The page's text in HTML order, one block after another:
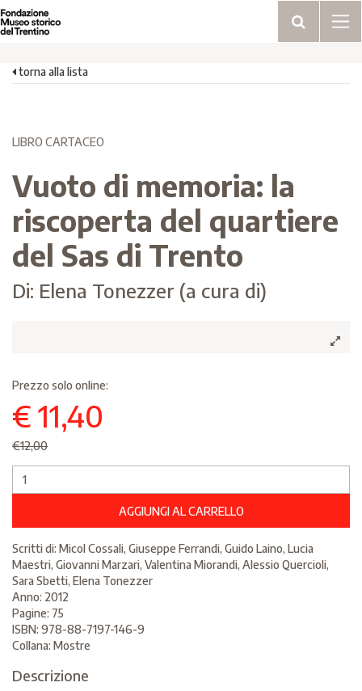
torna alla lista
LIBRO CARTACEO
Vuoto di memoria: la
riscoperta del quartiere
del Sas di Trento
Di: Elena Tonezzer (a cura di)
Prezzo solo online:
€ 11,40
€12,00
AGGIUNGI AL CARRELLO
Scritti di: Micol Cossali, Giuseppe Ferrandi, Guido Laino, Lucia
Maestri, Giovanni Marzari, Valentina Miorandi, Alessio Quercioli,
Sara Sbetti, Elena Tonezzer
Anno: 2012
Pagine: 75
ISBN: 978-88-7197-146-9
Collana: Mostre
Descrizione